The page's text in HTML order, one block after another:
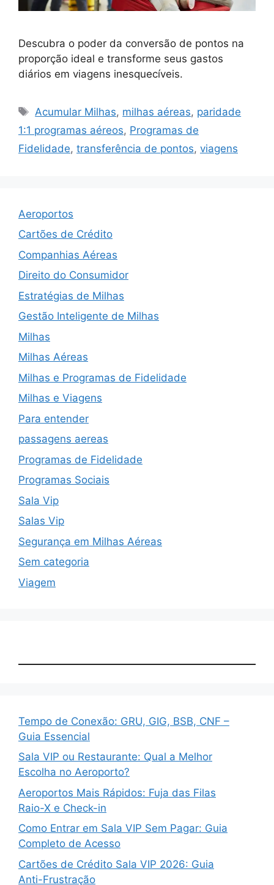
Descubra o poder da conversão de pontos na
proporção ideal e transforme seus gastos
diários em viagens inesquecíveis.
Tags
Acumular Milhas, milhas aéreas, paridade
1:1 programas aéreos, Programas de
Fidelidade, transferência de pontos, viagens
Aeroportos
Cartões de Crédito
Companhias Aéreas
Direito do Consumidor
Estratégias de Milhas
Gestão Inteligente de Milhas
Milhas
Milhas Aéreas
Milhas e Programas de Fidelidade
Milhas e Viagens
Para entender
passagens aereas
Programas de Fidelidade
Programas Sociais
Sala Vip
Salas Vip
Segurança em Milhas Aéreas
Sem categoria
Viagem
Tempo de Conexão: GRU, GIG, BSB, CNF –
Guia Essencial
Sala VIP ou Restaurante: Qual a Melhor
Escolha no Aeroporto?
Aeroportos Mais Rápidos: Fuja das Filas
Raio-X e Check-in
Como Entrar em Sala VIP Sem Pagar: Guia
Completo de Acesso
Cartões de Crédito Sala VIP 2026: Guia
Anti-Frustração